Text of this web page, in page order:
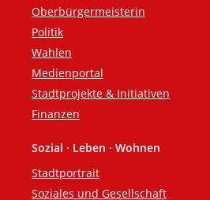
Oberbürgermeisterin
Politik
Wahlen
Medienportal
Stadtprojekte & Initiativen
Finanzen
Sozial · Leben · Wohnen
Stadtportrait
Soziales und Gesellschaft